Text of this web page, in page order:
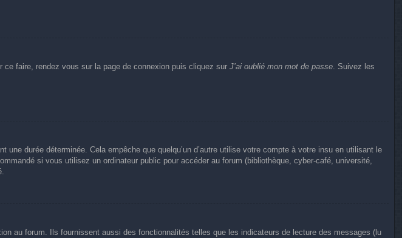
faire, rendez vous sur la page de connexion puis cliquez sur J’ai oublié mon mot de passe. Suivez les
une durée déterminée. Cela empêche que quelqu’un d’autre utilise votre compte à votre insu en utilisant le
si vous utilisez un ordinateur public pour accéder au forum (bibliothèque, cyber-café, université,
au forum. Ils fournissent aussi des fonctionnalités telles que les indicateurs de lecture des messages (lu